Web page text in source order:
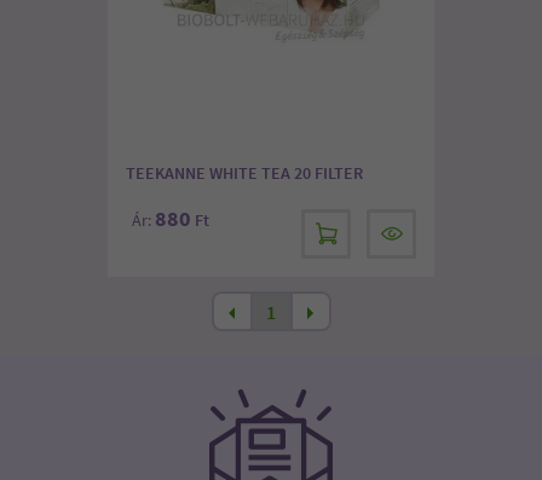
TEEKANNE WHITE TEA 20 FILTER
Ár: 880 Ft
1